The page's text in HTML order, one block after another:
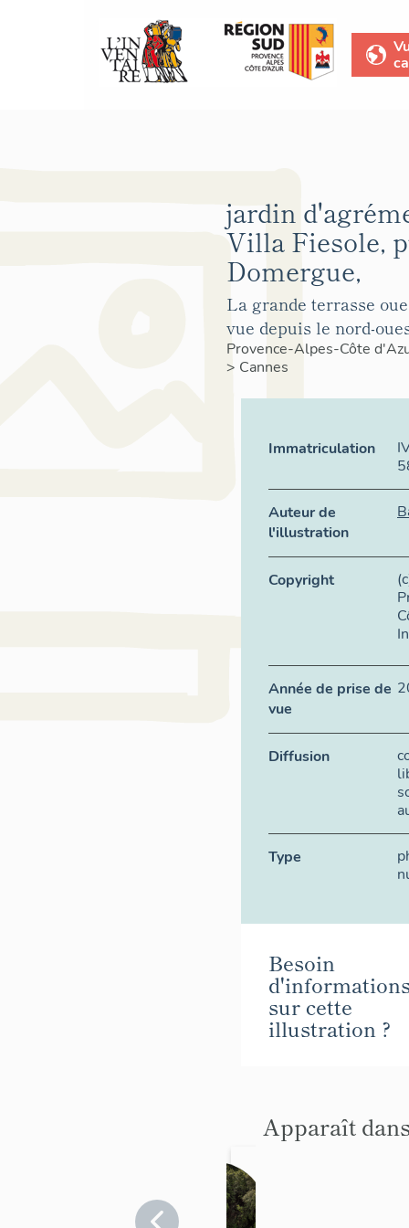
jardin
Villa Fiesole,
Domergue,
La grande terrasse
vue depuis le nord-
Provence-Alpes-Côte
> Cannes
Immatriculation
Auteur de
l'illustration
Copyright
Année de prise de
vue
Diffusion
Type
Besoin
sur cette
illustration ?
Apparaît